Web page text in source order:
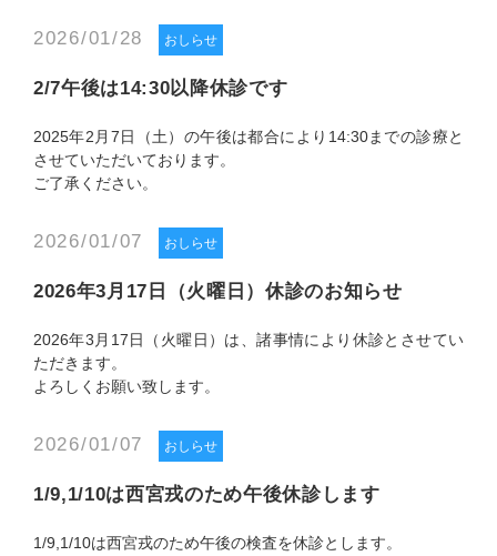
2026/01/28 おしらせ
2/7午後は14:30以降休診です
2025年2月7日（土）の午後は都合により14:30までの診療と
させていただいております。
ご了承ください。
2026/01/07 おしらせ
2026年3月17日（火曜日）休診のお知らせ
2026年3月17日（火曜日）は、諸事情により休診とさせてい
ただきます。
よろしくお願い致します。
2026/01/07 おしらせ
1/9,1/10は西宮戎のため午後休診します
1/9,1/10は西宮戎のため午後の検査を休診とします。